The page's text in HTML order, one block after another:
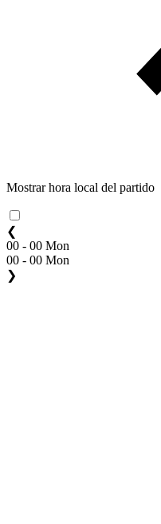
Mostrar hora local del partido
❮
00 - 00 Mon
00 - 00 Mon
❯